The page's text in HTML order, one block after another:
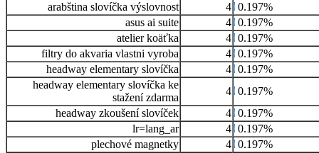
arabština slovíčka výslovnost
4 0.197%
asus ai suite
4 0.197%
atelier koäťka
4 0.197%
filtry do akvaria vlastni vyroba
4 0.197%
headway elementary slovíčka
4 0.197%
headway elementary slovíčka ke
stažení zdarma
4 0.197%
headway zkoušení slovíček
4 0.197%
lr=lang_ar
4 0.197%
plechové magnetky
4 0.197%